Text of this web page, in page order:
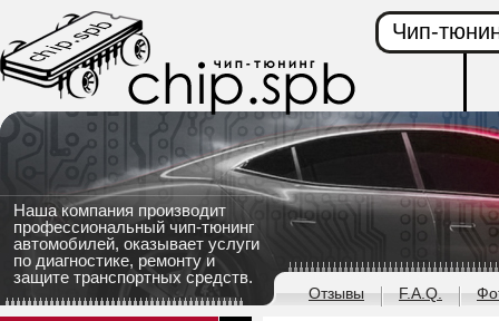
Наша компания производит
профессиональный чип-тюнинг
автомобилей, оказывает услуги
по диагностике, ремонту и
защите транспортных средств.
Чип-
Отзывы F.A.Q.